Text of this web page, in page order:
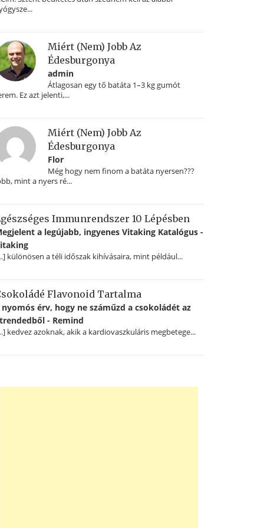
Miért (nem) Jobb Az
Édesburgonya
admin
Átlagosan egy tő batáta 1–3 kg gumót
Ez azt jelenti,...
Miért (nem) Jobb Az
Édesburgonya
Flor
Még hogy nem finom a batáta nyersen???
mint a nyers ré...
Immunrendszer 10 Lépésben
a legújabb, ingyenes Vitaking Katalógus -
különösen a téli időszak kihívásaira, mint például...
Flavonoid Tartalma
nyomós érv, hogy ne száműzd a csokoládét az
- Remind
kedvez azoknak, akik a kardiovaszkuláris megbetege...